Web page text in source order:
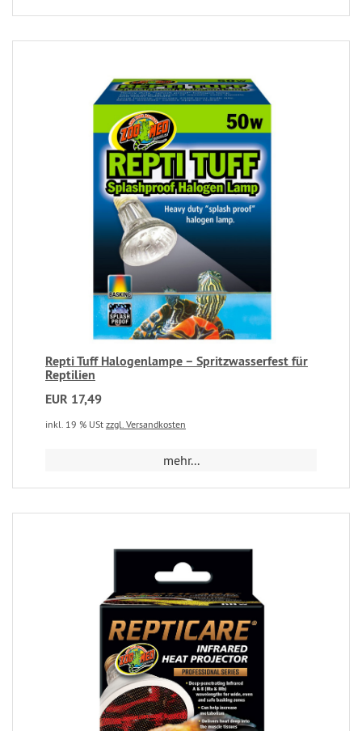
Repti Tuff Halogenlampe – Spritzwasserfest für
Reptilien
EUR 17,49
inkl. 19 % USt zzgl. Versandkosten
mehr...